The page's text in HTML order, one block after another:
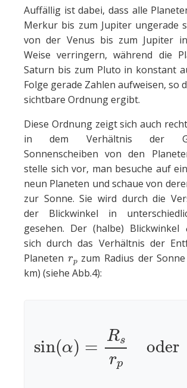
Auffällig ist dabei, dass alle
Merkur bis zum Jupiter ungerade
von der Venus bis zum Jupiter
Weise verringern, während die
Saturn bis zum Pluto in konstant
Folge gerade Zahlen aufweisen, so
sichtbare Ordnung ergibt.
Diese Ordnung zeigt sich auch
in dem Verhältnis der
Sonnenscheiben von den
stelle sich vor, man besuche auf
neun Planeten und schaue von
zur Sonne. Sie wird durch die
der Blickwinkel in
gesehen. Der (halbe) Blickwinkel
sich durch das Verhältnis der
Planeten
r p
zum Radius der
km) (siehe Abb.4):
rp